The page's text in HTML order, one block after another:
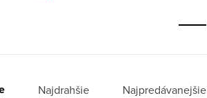
Najdrahšie Najpredávanejšie